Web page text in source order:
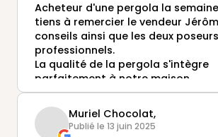
Acheteur d'une pergola la
tiens à remercier le vendeur
conseils ainsi que les deux
professionnels.
La qualité de la pergola s'intègre
parfaitement à notre maison.
Muriel Chocolat,
Publié le 13 juin 2025